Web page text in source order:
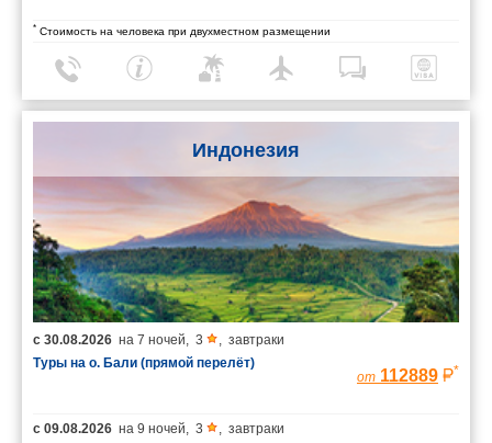
* Стоимость на человека при двухместном размещении
Индонезия
с 30.08.2026 на 7 ночей, 3 , завтраки
Туры на о. Бали (прямой перелёт)
от 112889 *
с 09.08.2026 на 9 ночей, 3 , завтраки